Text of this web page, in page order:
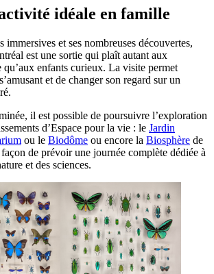
idéale en famille
immersives et ses nombreuses découvertes,
est une sortie qui plaît autant aux
qu’aux enfants curieux. La visite permet
et de changer son regard sur un
il est possible de poursuivre l’exploration
d’Espace pour la vie : le Jardin
ou le Biodôme ou encore la Biosphère de
de prévoir une journée complète dédiée à
et des sciences.